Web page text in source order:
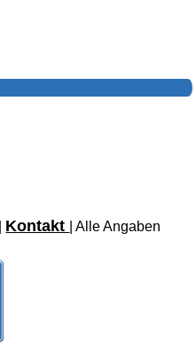
Kontakt
| Alle Angaben